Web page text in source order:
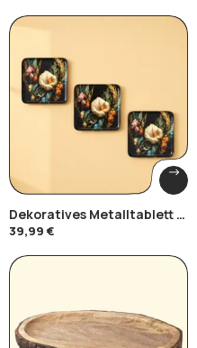
Emaille
Dekoratives Metalltablett &
Wanddekoration
39,99 €